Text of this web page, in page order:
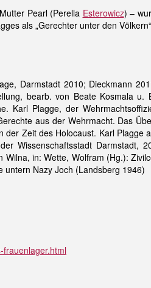
Pearl (Perella Esterowicz) –
als „Gerechter unter den
Darmstadt 2010; Dieckmann
bearb. von Beate Kosmala
Karl Plagge, der
aus der Wehrmacht. Das
Zeit des Holocaust. Karl Plagge
Wissenschaftsstadt Darmstadt,
in: Wette, Wolfram (Hg.):
untern Nazy Joch (Landsberg 1946)
frauenlager.html